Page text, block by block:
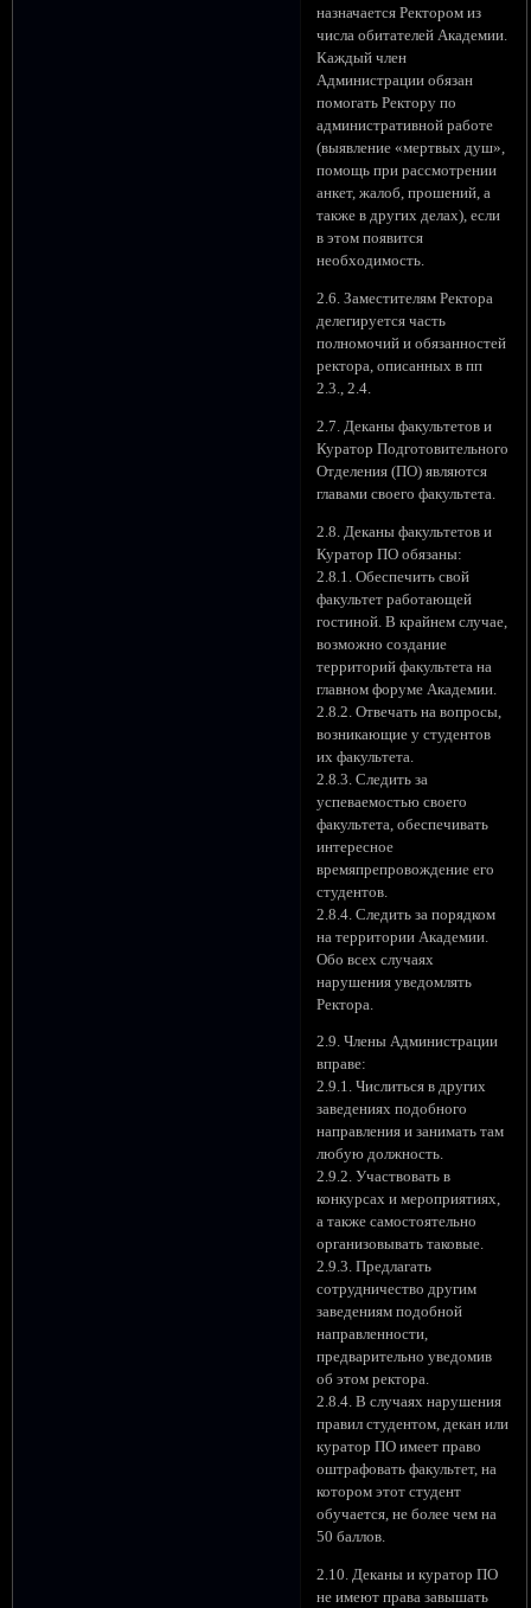
назначается Ректором из
числа обитателей Академии.
Каждый член
Администрации обязан
помогать Ректору по
административной работе
(выявление «мертвых душ»,
помощь при рассмотрении
анкет, жалоб, прошений, а
также в других делах), если
в этом появится
необходимость.
2.6. Заместителям Ректора
делегируется часть
полномочий и обязанностей
ректора, описанных в пп
2.3., 2.4.
2.7. Деканы факультетов и
Куратор Подготовительного
Отделения (ПО) являются
главами своего факультета.
2.8. Деканы факультетов и
Куратор ПО обязаны:
2.8.1. Обеспечить свой
факультет работающей
гостиной. В крайнем случае,
возможно создание
территорий факультета на
главном форуме Академии.
2.8.2. Отвечать на вопросы,
возникающие у студентов
их факультета.
2.8.3. Следить за
успеваемостью своего
факультета, обеспечивать
интересное
времяпрепровождение его
студентов.
2.8.4. Следить за порядком
на территории Академии.
Обо всех случаях
нарушения уведомлять
Ректора.
2.9. Члены Администрации
вправе:
2.9.1. Числиться в других
заведениях подобного
направления и занимать там
любую должность.
2.9.2. Участвовать в
конкурсах и мероприятиях,
а также самостоятельно
организовывать таковые.
2.9.3. Предлагать
сотрудничество другим
заведениям подобной
направленности,
предварительно уведомив
об этом ректора.
2.8.4. В случаях нарушения
правил студентом, декан или
куратор ПО имеет право
оштрафовать факультет, на
котором этот студент
обучается, не более чем на
50 баллов.
2.10. Деканы и куратор ПО
не имеют права завышать